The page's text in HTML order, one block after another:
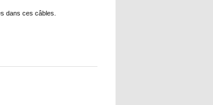
dans ces câbles.